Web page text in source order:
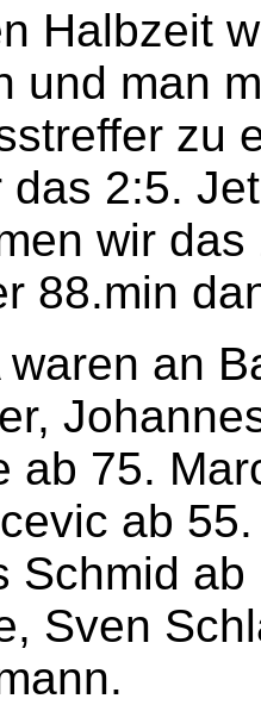
Halbzeit
und man
zu
das 2:5.
wir
88.min
waren an
ab 75.
ab
Schmid
Sven